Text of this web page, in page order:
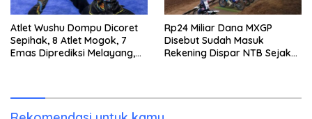
Atlet Wushu Dompu Dicoret
Sepihak, 8 Atlet Mogok, 7
Emas Diprediksi Melayang,
Rp24 Miliar Dana MXGP
Disebut Sudah Masuk
Rekening Dispar NTB Sejak